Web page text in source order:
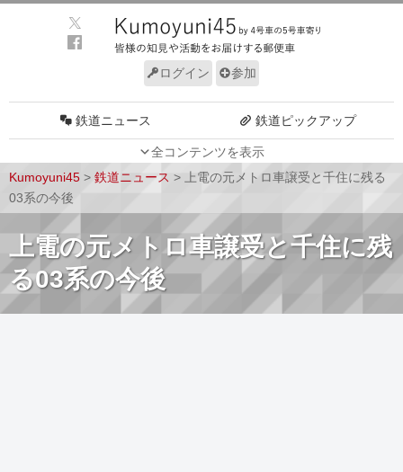
ログイン 参加
全コンテンツを表示
鉄道ニュース 鉄道ピックアップ
Kumoyuni45 > 鉄道ニュース >
上電の元メトロ車譲受と千住に残る
03系の今後
上電の元メトロ車譲受と千住に残
る03系の今後